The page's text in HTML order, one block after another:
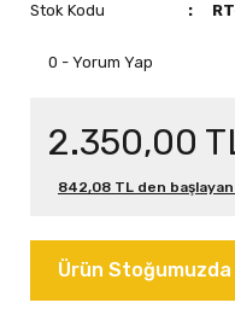
Stok Kodu
0 - Yorum Yap
2.350,00
842,08 TL den
Ürün Stoğumuzda